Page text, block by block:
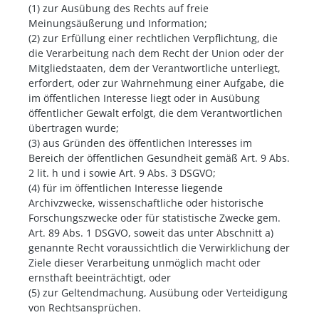
(1) zur Ausübung des Rechts auf freie
Meinungsäußerung und Information;
(2) zur Erfüllung einer rechtlichen Verpflichtung, die
die Verarbeitung nach dem Recht der Union oder der
Mitgliedstaaten, dem der Verantwortliche unterliegt,
erfordert, oder zur Wahrnehmung einer Aufgabe, die
im öffentlichen Interesse liegt oder in Ausübung
öffentlicher Gewalt erfolgt, die dem Verantwortlichen
übertragen wurde;
(3) aus Gründen des öffentlichen Interesses im
Bereich der öffentlichen Gesundheit gemäß Art. 9 Abs.
2 lit. h und i sowie Art. 9 Abs. 3 DSGVO;
(4) für im öffentlichen Interesse liegende
Archivzwecke, wissenschaftliche oder historische
Forschungszwecke oder für statistische Zwecke gem.
Art. 89 Abs. 1 DSGVO, soweit das unter Abschnitt a)
genannte Recht voraussichtlich die Verwirklichung der
Ziele dieser Verarbeitung unmöglich macht oder
ernsthaft beeinträchtigt, oder
(5) zur Geltendmachung, Ausübung oder Verteidigung
von Rechtsansprüchen.